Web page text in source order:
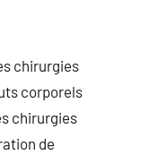
chirurgies
corporels
chirurgies
de